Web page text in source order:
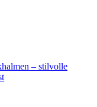
– stilvolle